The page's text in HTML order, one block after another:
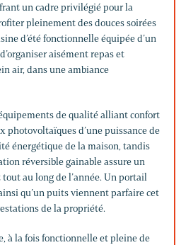
un cadre privilégié pour la
pleinement des douces soirées
d’été fonctionnelle équipée d’un
aisément repas et
air, dans une ambiance
de qualité alliant confort
photovoltaïques d’une puissance de
énergétique de la maison, tandis
réversible gainable assure un
au long de l’année. Un portail
qu’un puits viennent parfaire cet
de la propriété.
à la fois fonctionnelle et pleine de